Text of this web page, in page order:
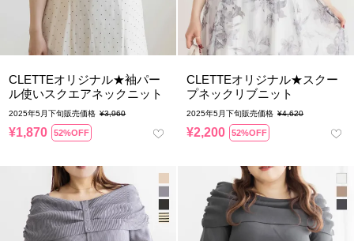
CLETTEオリジナル★袖パー
ル使いスクエアネックニット
2025年5月下旬販売価格 ¥3,960
¥1,870 52%OFF
CLETTEオリジナル★スクー
プネックリブニット
2025年5月下旬販売価格 ¥4,620
¥2,200 52%OFF